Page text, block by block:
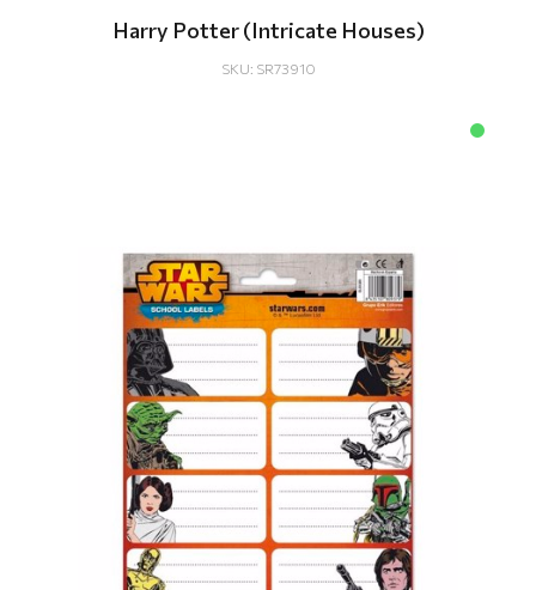
Harry Potter (Intricate Houses)
SKU: SR73910